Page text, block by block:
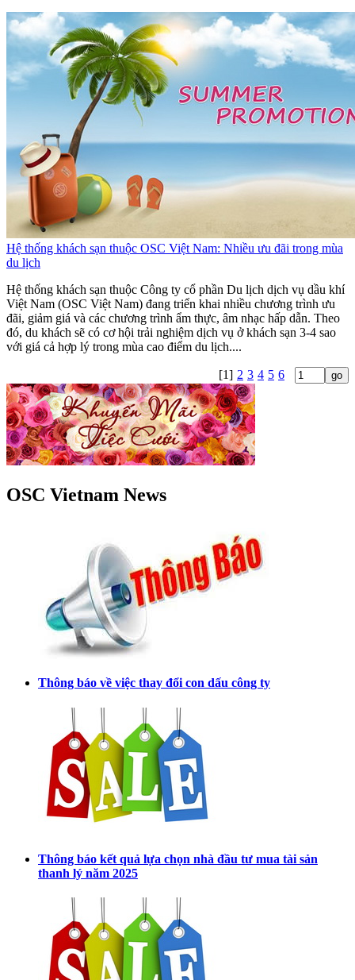
Hệ thống khách sạn thuộc OSC Việt Nam: Nhiều ưu đãi trong mùa
du lịch
Hệ thống khách sạn thuộc Công ty cổ phần Du lịch dịch vụ dầu khí
Việt Nam (OSC Việt Nam) đang triển khai nhiều chương trình ưu
đãi, giảm giá và các chương trình ẩm thực, âm nhạc hấp dẫn. Theo
đó, du khách sẽ có cơ hội trải nghiệm dịch vụ ở khách sạn 3-4 sao
với giá cả hợp lý trong mùa cao điểm du lịch....
[1] 2 3 4 5 6
OSC Vietnam News
Thông báo về việc thay đổi con dấu công ty
Thông báo kết quả lựa chọn nhà đầu tư mua tài sản
thanh lý năm 2025